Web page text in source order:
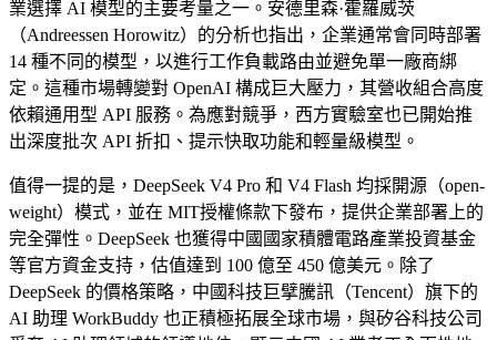
業選擇 AI 模型的主要考量之一。安德里森·霍羅威茨
（Andreessen Horowitz）的分析也指出，企業通常會同時部署
14 種不同的模型，以進行工作負載路由並避免單一廠商綁
定。這種市場轉變對 OpenAI 構成巨大壓力，其營收組合高度
依賴通用型 API 服務。為應對競爭，西方實驗室也已開始推
出深度批次 API 折扣、提示快取功能和輕量級模型。
值得一提的是，DeepSeek V4 Pro 和 V4 Flash 均採開源（open-
weight）模式，並在 MIT授權條款下發布，提供企業部署上的
完全彈性。DeepSeek 也獲得中國國家積體電路產業投資基金
等官方資金支持，估值達到 100 億至 450 億美元。除了
DeepSeek 的價格策略，中國科技巨擘騰訊（Tencent）旗下的
AI 助理 WorkBuddy 也正積極拓展全球市場，與矽谷科技公司